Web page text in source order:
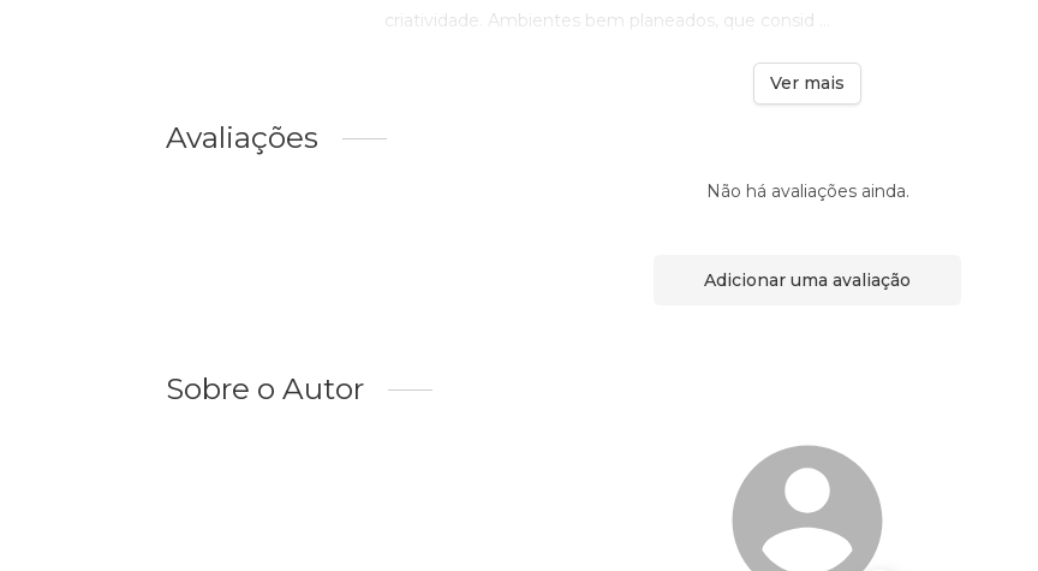
criatividade. Ambientes bem planeados, que consid ...
Ver mais
Avaliações
Não há avaliações ainda.
Adicionar uma avaliação
Sobre o Autor